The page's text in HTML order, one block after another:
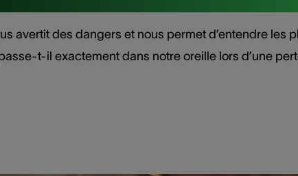
avertit des dangers et nous permet d’entendre les
t-il exactement dans notre oreille lors d’une